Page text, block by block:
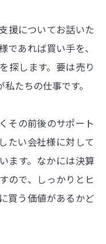
援についてお話いた
であれば買い手を、
探します。要は売り
たちの仕事です。
その前後のサポート
たい会社様に対して
ます。なかには決算
ので、しっかりとヒ
買う価値があるかど